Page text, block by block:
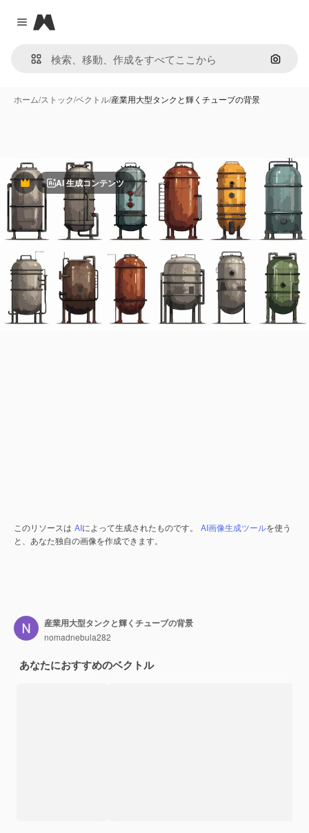
Close menu
Magnific
画像で
ホーム/ストック/ベクトル/産業用大型タンクと輝くチューブの背景
PremiumAI 生成コンテンツ
このリソースは AIによって生成されたものです。 AI画像生成ツールを使う
と、あなた独自の画像を作成できます。
産業用大型タンクと輝くチューブの背景
nomadnebula282
あなたにおすすめのベクトル